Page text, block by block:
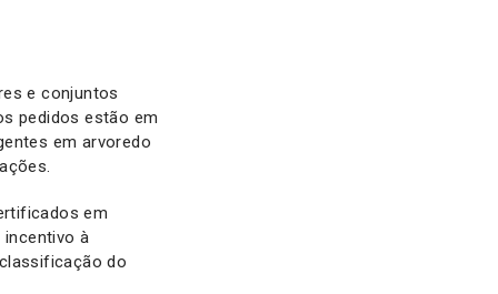
e conjuntos
pedidos estão em
em arvoredo
em
à
do